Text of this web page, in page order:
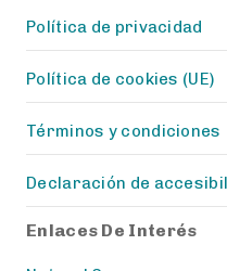
Política de privacidad
Política de cookies (UE)
Términos y condiciones
Declaración de
Enlaces De Interés